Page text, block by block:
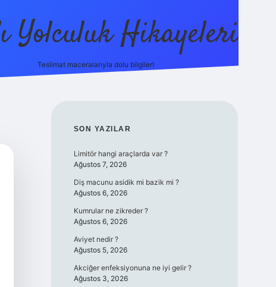
Yolculuk Hikayeleri
Teslimat maceralarıyla dolu bilgiler!
SIDEBAR
SON YAZILAR
Limitör hangi araçlarda var ?
Ağustos 7, 2026
Diş macunu asidik mi bazik mi ?
Ağustos 6, 2026
Kumrular ne zikreder ?
Ağustos 6, 2026
Aviyet nedir ?
Ağustos 5, 2026
Akciğer enfeksiyonuna ne iyi gelir ?
Ağustos 3, 2026